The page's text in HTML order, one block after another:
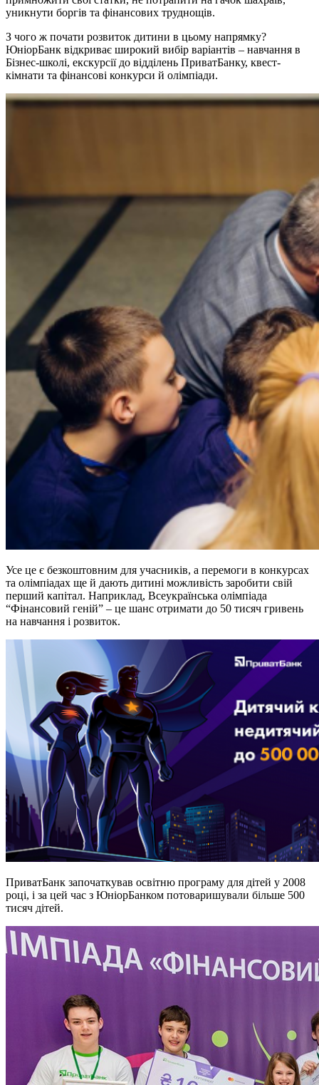
уникнути боргів та фінансових труднощів.
З чого ж почати розвиток дитини в цьому напрямку?
ЮніорБанк відкриває широкий вибір варіантів – навчання в
Бізнес-школі, екскурсії до відділень ПриватБанку, квест-
кімнати та фінансові конкурси й олімпіади.
Усе це є безкоштовним для учасників, а перемоги в конкурсах
та олімпіадах ще й дають дитині можливість заробити свій
перший капітал. Наприклад, Всеукраїнська олімпіада
“Фінансовий геній” – це шанс отримати до 50 тисяч гривень
на навчання і розвиток.
ПриватБанк започаткував освітню програму для дітей у 2008
році, і за цей час з ЮніорБанком потоваришували більше 500
тисяч дітей.